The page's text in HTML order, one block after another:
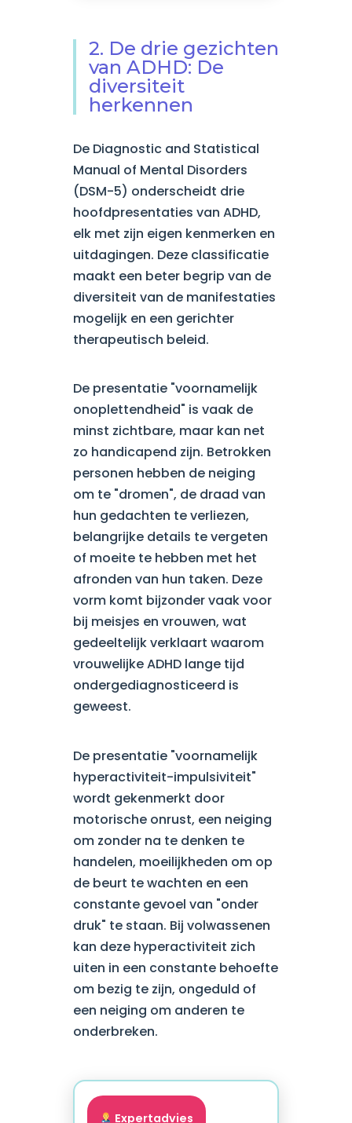
2. De drie gezichten
van ADHD: De
diversiteit
herkennen
De Diagnostic and Statistical
Manual of Mental Disorders
(DSM-5) onderscheidt drie
hoofdpresentaties van ADHD,
elk met zijn eigen kenmerken en
uitdagingen. Deze classificatie
maakt een beter begrip van de
diversiteit van de manifestaties
mogelijk en een gerichter
therapeutisch beleid.
De presentatie "voornamelijk
onoplettendheid" is vaak de
minst zichtbare, maar kan net
zo handicapend zijn. Betrokken
personen hebben de neiging
om te "dromen", de draad van
hun gedachten te verliezen,
belangrijke details te vergeten
of moeite te hebben met het
afronden van hun taken. Deze
vorm komt bijzonder vaak voor
bij meisjes en vrouwen, wat
gedeeltelijk verklaart waarom
vrouwelijke ADHD lange tijd
ondergediagnosticeerd is
geweest.
De presentatie "voornamelijk
hyperactiviteit-impulsiviteit"
wordt gekenmerkt door
motorische onrust, een neiging
om zonder na te denken te
handelen, moeilijkheden om op
de beurt te wachten en een
constante gevoel van "onder
druk" te staan. Bij volwassenen
kan deze hyperactiviteit zich
uiten in een constante behoefte
om bezig te zijn, ongeduld of
een neiging om anderen te
onderbreken.
Expertadvies